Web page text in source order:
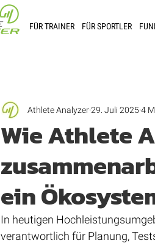
FÜR TRAINER FÜR SPORTLER
Wie Athlete
ein
Athlete Analyzer29. Juli 20254
In heutigen
verantwortlich für Planung,